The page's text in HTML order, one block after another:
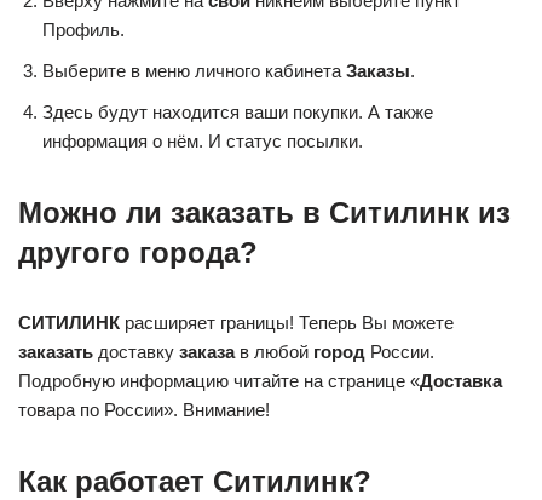
Профиль.
Выберите в меню личного кабинета Заказы.
Здесь будут находится ваши покупки. А также
информация о нём. И статус посылки.
Можно ли заказать в Ситилинк из
другого города?
СИТИЛИНК расширяет границы! Теперь Вы можете
заказать доставку заказав любой город России.
Подробную информацию читайте на странице «Доставка
товара по России». Внимание!
Как работает Ситилинк?